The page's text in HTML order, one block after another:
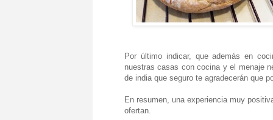
Por último indicar, que además en
nuestras casas con cocina y el menaje
de india que seguro te agradecerán que
En resumen, una experiencia muy
ofertan.